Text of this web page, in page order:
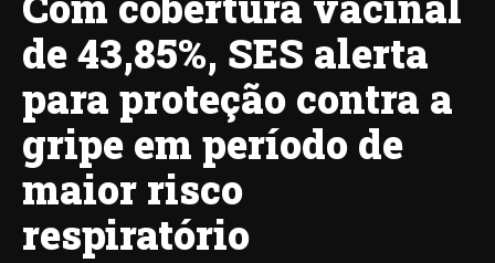
de 43,85%, SES alerta
para proteção contra a
gripe em período de
maior risco
respiratório